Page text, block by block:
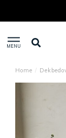
MENU
Home /